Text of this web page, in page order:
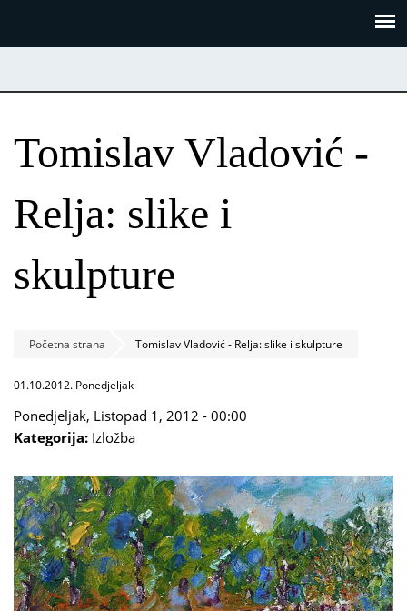
Tomislav Vladović -
Relja: slike i
skulpture
Početna strana Tomislav Vladović - Relja: slike i skulpture
01.10.2012. Ponedjeljak
Ponedjeljak, Listopad 1, 2012 - 00:00
Kategorija: Izložba